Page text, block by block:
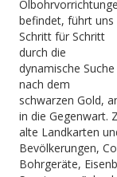
befindet, führt uns
Schritt für Schritt
durch die
dynamische Suche
nach dem
schwarzen Gold,
in die Gegenwart.
alte Landkarten
Bevölkerungen,
Bohrgeräte,